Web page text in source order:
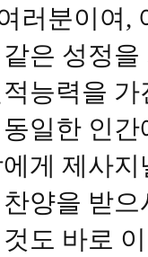
러분이여,
은 성정
능력을
일한 인
게 제사
양을 받
도 바로